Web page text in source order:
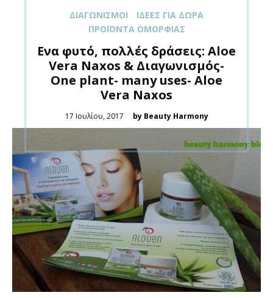
ΔΙΑΓΩΝΙΣΜΟΊ
ΙΔΈΕΣ ΓΙΑ ΔΏΡΑ
ΠΡΟΪΌΝΤΑ ΟΜΟΡΦΙΆΣ
Eνα φυτό, πολλές δράσεις: Aloe
Vera Naxos & Διαγωνισμός-
One plant- many uses- Αloe
Vera Naxos
Posted
17 Ιουλίου, 2017 by Beauty Harmony